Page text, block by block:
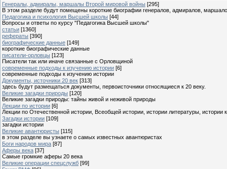
Генералы, адмиралы, маршалы Второй мировой войны [295]
В этом разделе будут помещены короткие биографии генералов, адмиралов,
Педагогика и психология Высшей школы [44]
Вопросы и ответы по курсу "Педагогика Высшей школы"
статьи [1360]
рефераты [390]
биографические данные [149]
короткие биографические данные
писатели-орловцы [123]
Писатели так или иначе связанные с Орловщиной
современные подходы к изучению истории [6]
современные подходы к изучению истории
Документы, источники 20 век [313]
здесь будут размещаться документы, первоисточники относящиеся к 20 веку.
Великие загадки природы [120]
Великие загадки природы: тайны живой и неживой природы
Лекции по истории [6]
Лекции по Отечественной истории, Всеобщей истории, истории литературы, истории
Загадки истории [109]
загадки истории
Великие авантюристы [115]
в этом разделе вы узнаете о самых известных авантюристах
Боги народов мира [87]
Аферы века [37]
Самые громкие аферы 20 века
Великие операции спецслужб [99]